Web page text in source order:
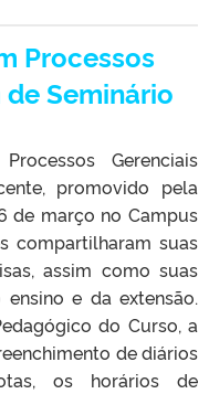
Processos
Seminário
Gerenciais
promovido pela
de março no Campus
compartilharam suas
assim como suas
e da extensão.
do Curso, a
de diários
os horários de